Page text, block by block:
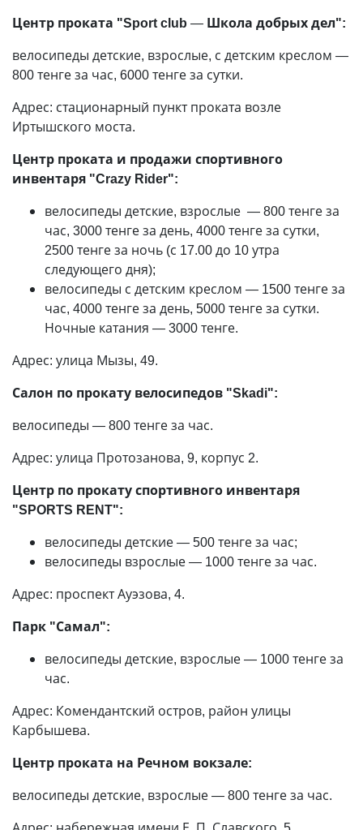
Центр проката "Sport club — Школа добрых дел":
велосипеды детские, взрослые, с детским креслом —
800 тенге за час, 6000 тенге за сутки.
Адрес: стационарный пункт проката возле
Иртышского моста.
Центр проката и продажи спортивного
инвентаря "Crazy Rider":
велосипеды детские, взрослые —800 тенге за
час, 3000 тенге за день, 4000 тенге за сутки,
2500 тенге за ночь (с 17.00 до 10 утра
следующего дня);
велосипеды с детским креслом — 1500 тенге за
час, 4000 тенге за день, 5000 тенге за сутки.
Ночные катания —3000 тенге.
Адрес: улица Мызы, 49.
Салон по прокату велосипедов "Skadi":
велосипеды —800 тенге за час.
Адрес: улица Протозанова, 9, корпус 2.
Центр по прокату спортивного инвентаря
"SPORTS RENT":
велосипеды детские—500 тенге за час;
велосипеды взрослые— 1000 тенге за час.
Адрес: проспект Ауэзова, 4.
Парк "Самал":
велосипеды детские, взрослые— 1000 тенге за
час.
Адрес: Комендантский остров, район улицы
Карбышева.
Центр проката на Речном вокзале:
велосипеды детские, взрослые—800 тенге за час.